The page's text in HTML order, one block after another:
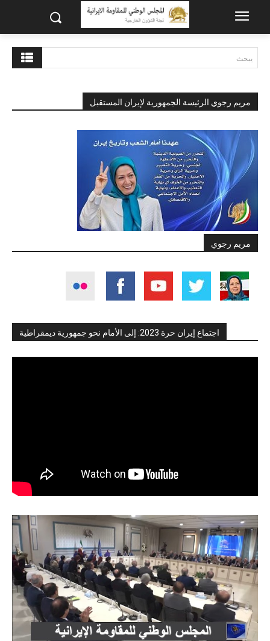
يبحث
مريم رجوي الرئيسة الجمهورية لإيران المستقبل
مريم رجوي
اجتماع إيران حرة 2023: إلى الأمام نحو جمهورية ديمقراطية